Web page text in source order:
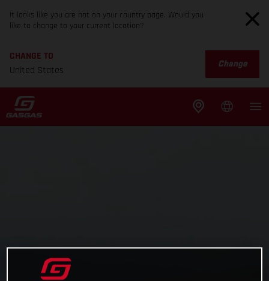
It looks like you are not on your country page. Would you
like to change to your current location?
CHANGE TO
United States
Change